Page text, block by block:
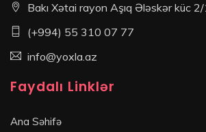
Bakı Xətai rayon Aşıq Ələskər küc
(+994) 55 310 07 77
info@yoxla.az
Faydalı Linklər
Ana Səhifə